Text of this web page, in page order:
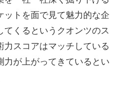
ットを面で見て魅力的な企
てくるというクオンツのス
力スコアはマッチしている
力が上がってきているとい